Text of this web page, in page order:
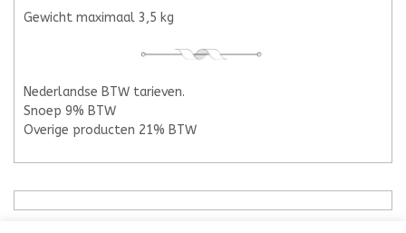
Gewicht maximaal 3,5 kg
Nederlandse BTW tarieven.
Snoep 9% BTW
Overige producten 21% BTW